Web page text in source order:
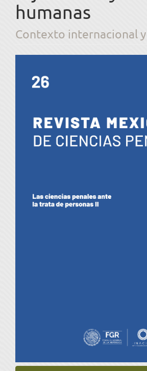
humanas
Contexto internacional
lateral
artículo